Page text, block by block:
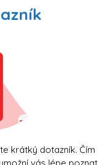
krátký dotazník. Čím